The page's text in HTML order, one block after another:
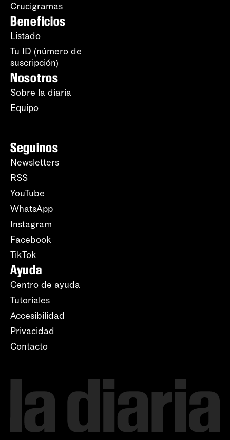
Crucigramas
Beneficios
Listado
Tu ID (número de
suscripción)
Nosotros
Sobre la diaria
Equipo
Seguinos
Newsletters
RSS
YouTube
WhatsApp
Instagram
Facebook
TikTok
Ayuda
Centro de ayuda
Tutoriales
Accesibilidad
Privacidad
Contacto